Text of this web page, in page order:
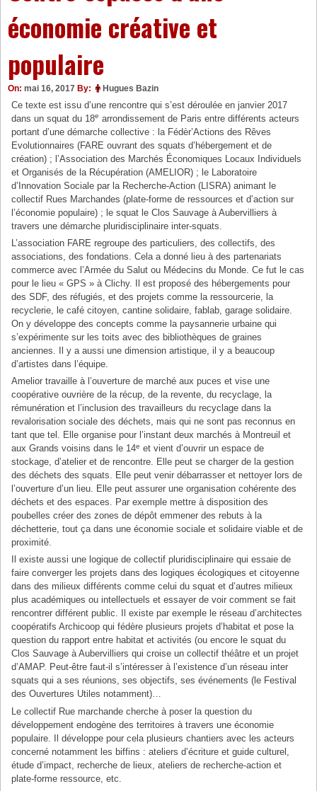
économie créative et
populaire
On: mai 16, 2017 By: Hugues Bazin
Ce texte est issu d’une rencontre qui s’est déroulée en janvier 2017
dans un squat du 18e arrondissement de Paris entre différents acteurs
portant d’une démarche collective : la Fédèr’Actions des Rêves
Evolutionnaires (FARE ouvrant des squats d’hébergement et de
création) ; l’Association des Marchés Économiques Locaux Individuels
et Organisés de la Récupération (AMELIOR) ; le Laboratoire
d’Innovation Sociale par la Recherche-Action (LISRA) animant le
collectif Rues Marchandes (plate-forme de ressources et d’action sur
l’économie populaire) ; le squat le Clos Sauvage à Aubervilliers à
travers une démarche pluridisciplinaire inter-squats.
L’association FARE regroupe des particuliers, des collectifs, des
associations, des fondations. Cela a donné lieu à des partenariats
commerce avec l’Armée du Salut ou Médecins du Monde. Ce fut le cas
pour le lieu « GPS » à Clichy. Il est proposé des hébergements pour
des SDF, des réfugiés, et des projets comme la ressourcerie, la
recyclerie, le café citoyen, cantine solidaire, fablab, garage solidaire.
On y développe des concepts comme la paysannerie urbaine qui
s’expérimente sur les toits avec des bibliothèques de graines
anciennes. Il y a aussi une dimension artistique, il y a beaucoup
d’artistes dans l’équipe.
Amelior travaille à l’ouverture de marché aux puces et vise une
coopérative ouvrière de la récup, de la revente, du recyclage, la
rémunération et l’inclusion des travailleurs du recyclage dans la
revalorisation sociale des déchets, mais qui ne sont pas reconnus en
tant que tel. Elle organise pour l’instant deux marchés à Montreuil et
aux Grands voisins dans le 14e et vient d’ouvrir un espace de
stockage, d’atelier et de rencontre. Elle peut se charger de la gestion
des déchets des squats. Elle peut venir débarrasser et nettoyer lors de
l’ouverture d’un lieu. Elle peut assurer une organisation cohérente des
déchets et des espaces. Par exemple mettre à disposition des
poubelles créer des zones de dépôt emmener des rebuts à la
déchetterie, tout ça dans une économie sociale et solidaire viable et de
proximité.
Il existe aussi une logique de collectif pluridisciplinaire qui essaie de
faire converger les projets dans des logiques écologiques et citoyenne
dans des milieux différents comme celui du squat et d’autres milieux
plus académiques ou intellectuels et essayer de voir comment se fait
rencontrer différent public. Il existe par exemple le réseau d’architectes
coopératifs Archicoop qui fédère plusieurs projets d’habitat et pose la
question du rapport entre habitat et activités (ou encore le squat du
Clos Sauvage à Aubervilliers qui croise un collectif théâtre et un projet
d’AMAP. Peut-être faut-il s’intéresser à l’existence d’un réseau inter
squats qui a ses réunions, ses objectifs, ses événements (le Festival
des Ouvertures Utiles notamment)…
Le collectif Rue marchande cherche à poser la question du
développement endogène des territoires à travers une économie
populaire. Il développe pour cela plusieurs chantiers avec les acteurs
concerné notamment les biffins : ateliers d’écriture et guide culturel,
étude d’impact, recherche de lieux, ateliers de recherche-action et
plate-forme ressource, etc.